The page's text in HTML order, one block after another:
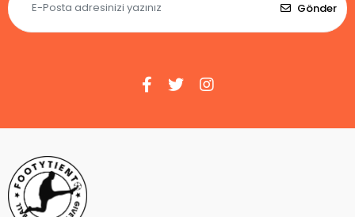
Gönder